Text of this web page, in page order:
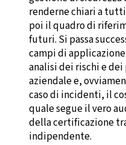
renderne chiari a
poi il quadro di
futuri. Si passa
campi di
analisi dei rischi e
aziendale e,
caso di incidenti, il
quale segue il vero
della certificazione
indipendente.